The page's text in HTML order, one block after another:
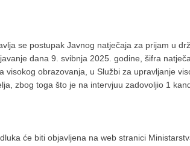
se postupak Javnog natječaja za prijam u
dana 9. svibnja 2025. godine, šifra
visokog obrazovanja, u Službi za upravljanje
zbog toga što je na intervjuu zadovoljio 1
će biti objavljena na web stranici